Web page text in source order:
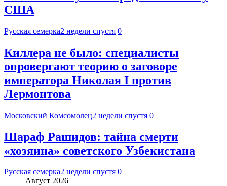
США
Русская семерка2 недели спустя 0
Киллера не было: специалисты
опровергают теорию о заговоре
императора Николая I против
Лермонтова
Московский Комсомолец2 недели спустя 0
Шараф Рашидов: тайна смерти
«хозяина» советского Узбекистана
Русская семерка2 недели спустя 0
Август 2026